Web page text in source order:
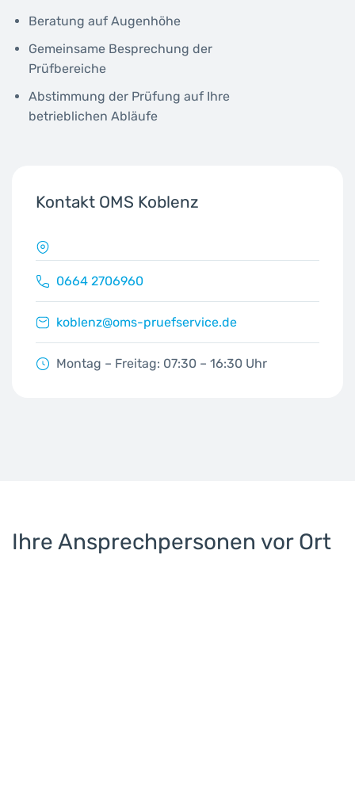
Beratung auf Augenhöhe
Gemeinsame Besprechung der
Prüfbereiche
Abstimmung der Prüfung auf Ihre
betrieblichen Abläufe
Kontakt OMS Koblenz
0664 2706960
koblenz@oms-pruefservice.de
Montag – Freitag: 07:30 – 16:30 Uhr
Ihre Ansprechpersonen vor Ort